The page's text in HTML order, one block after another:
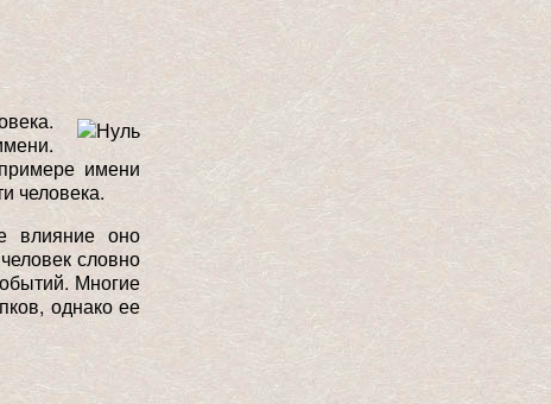
имени
человека.
влияние оно
словно
Многие
однако ее